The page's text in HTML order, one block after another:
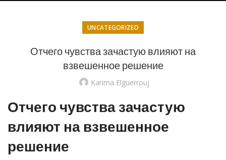
UNCATEGORIZED
Отчего чувства зачастую влияют на
взвешенное решение
Karima Elguerrouj
Отчего чувства зачастую
влияют на взвешенное
решение